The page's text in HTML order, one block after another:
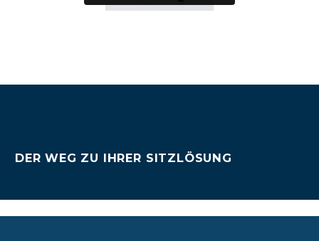
DER WEG ZU IHRER SITZLÖSUNG